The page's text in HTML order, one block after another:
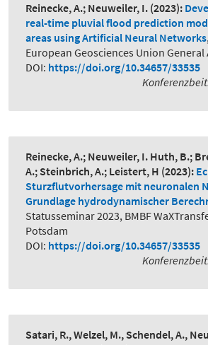
Reinecke, A.; Neuweiler, I. (2023):
real-time pluvial flood prediction
areas using Artificial Neural Networks
European Geosciences Union General
DOI: https://doi.org/10.34657/33535
Reinecke, A.; Neuweiler, I. Huth, B.;
A.; Steinbrich, A.; Leistert, H (2023):
Sturzflutvorhersage mit neuronalen
Grundlage hydrodynamischer
Statusseminar 2023, BMBF
Potsdam
DOI: https://doi.org/10.34657/33535
Satari, R., Welzel, M., Schendel, A.,